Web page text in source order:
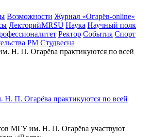
Возможности Журнал «Огарёв-online»
ЛекторийMRSU Наука Научный полк
Ректор События Спорт
РМ Студвесна
П. Огарёва практикуются по всей